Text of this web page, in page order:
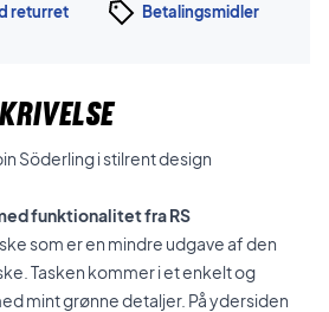
returret Betalingsmidler
Söderling i stilrent design
funktionalitet fra RS
som er en mindre udgave af den
Tasken kommer i et enkelt og
mint grønne detaljer. På ydersiden